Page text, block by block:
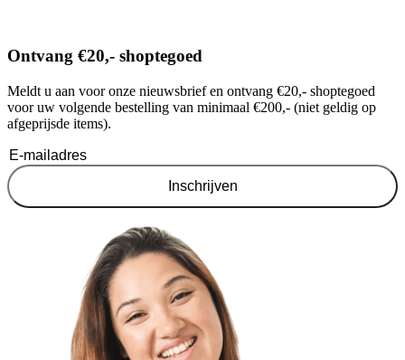
Ontvang €20,- shoptegoed
Meldt u aan voor onze nieuwsbrief en ontvang €20,- shoptegoed
voor uw volgende bestelling van minimaal €200,- (niet geldig op
afgeprijsde items).
Inschrijven